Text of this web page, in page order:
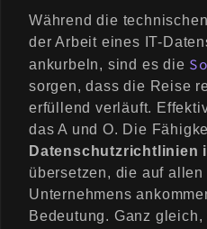
Während die
der Arbeit eines IT-
ankurbeln, sind es die
sorgen, dass die Reise
erfüllend verläuft.
das A und O. Die
Datenschutzrichtlinien
übersetzen, die auf allen
Unternehmens
Bedeutung. Ganz